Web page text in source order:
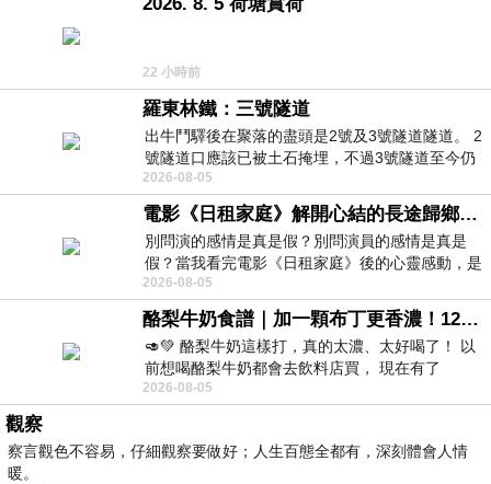
22 小時前
羅東林鐵：三號隧道
出牛鬥驛後在聚落的盡頭是2號及3號隧道隧道。 2
號隧道口應該已被土石掩埋，不過3號隧道至今仍
存在。從台7丙牛鬥橋上往左岸上游方
2026-08-05
電影《日租家庭》解開心結的長途歸鄉！能在電影院感受到地理的寬闊和人心的相鄰，真是太棒了！
別問演的感情是真是假？別問演員的感情是真是
假？當我看完電影《日租家庭》後的心靈感動，是
真的。詮釋的情感觸動了人心，就是真情
2026-08-05
酪梨牛奶食譜｜加一顆布丁更香濃！120秒完成飲料店級酪梨奶昔｜imami 旗艦豆漿機
🥑💚 酪梨牛奶這樣打，真的太濃、太好喝了！ 以
前想喝酪梨牛奶都會去飲料店買， 現在有了
imami 健康煮藝｜旗艦破壁智慧養生豆漿機，
2026-08-05
觀察
察言觀色不容易，仔細觀察要做好；人生百態全都有，深刻體會人情
暖。